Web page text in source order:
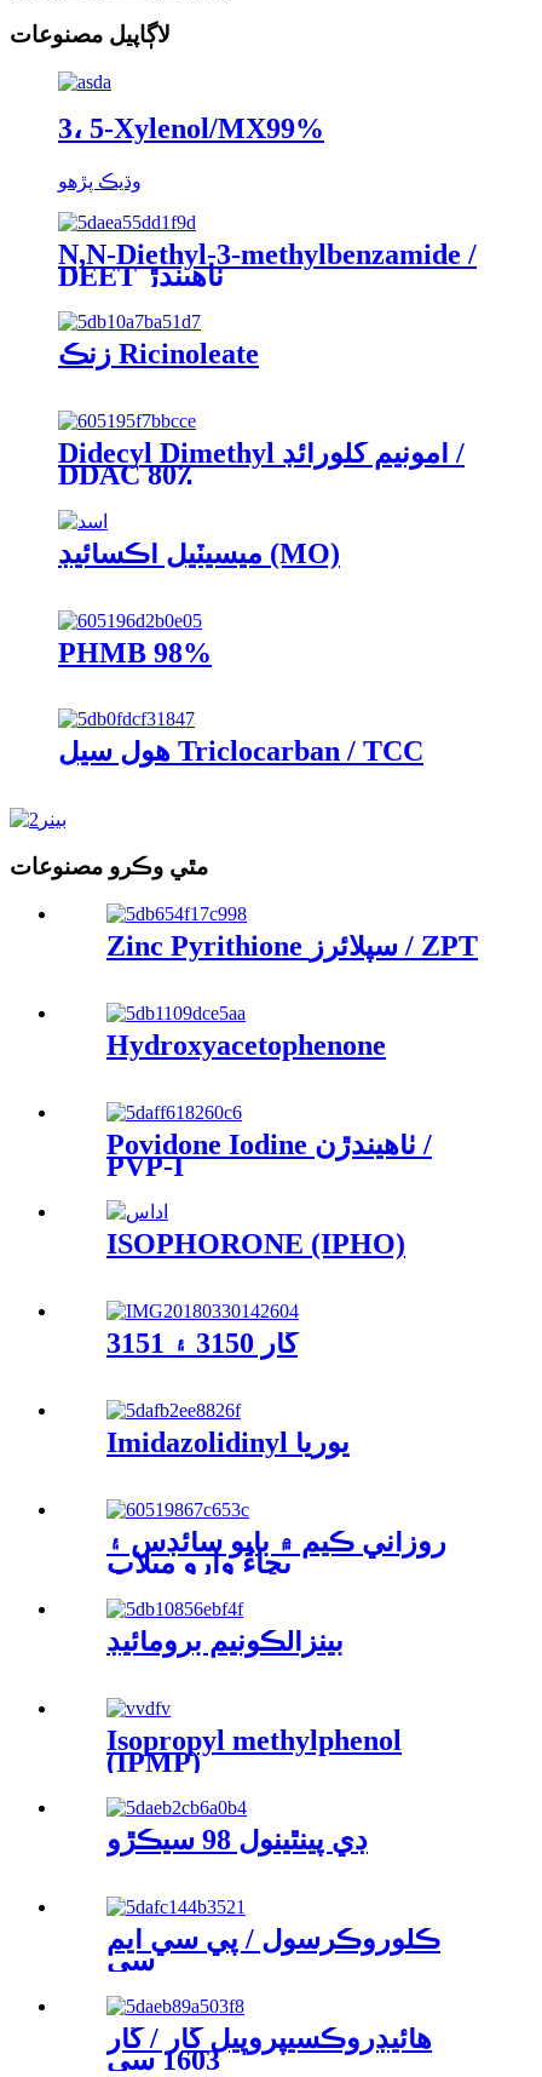
لاڳاپيل مصنوعات
3، 5-Xylenol/MX99%
وڌيڪ پڙهو
N,N-Diethyl-3-methylbenzamide /
DEET ٺاھيندڙ
زنڪ Ricinoleate
Didecyl Dimethyl امونيم کلورائڊ /
DDAC 80٪
ميسيٽيل آڪسائيڊ (MO)
PHMB 98%
هول سيل Triclocarban / TCC
مٿي وڪرو مصنوعات
Zinc Pyrithione سپلائرز / ZPT
Hydroxyacetophenone
Povidone Iodine ٺاهيندڙن /
PVP-I
ISOPHORONE (IPHO)
گار 3150 ۽ 3151
Imidazolidinyl يوريا
روزاني ڪيم ۾ بايو سائڊس ۽
بچاءُ وارو ميلاپ
بينزالڪونيم برومائيڊ
Isopropyl methylphenol
(IPMP)
ڊي پينٿينول 98 سيڪڙو
ڪلوروڪرسول / پي سي ايم
سي
هائيڊروڪسيپروپيل گار / گار
1603 سي